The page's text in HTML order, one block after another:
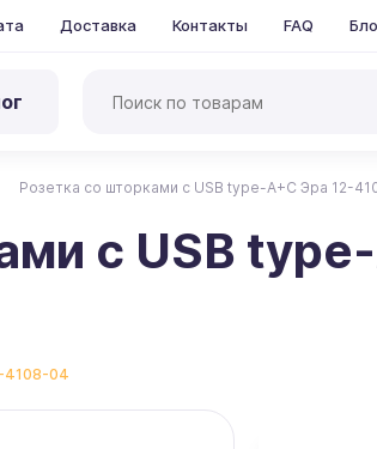
Доставка Контакты FAQ
Розетка со шторками с USB type-A+C Эра 12-
с USB
4108-04